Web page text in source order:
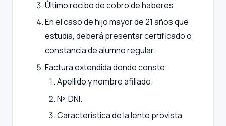
Último recibo de cobro de haberes.
En el caso de hijo mayor de 21 años que
estudia, deberá presentar certificado o
constancia de alumno regular.
Factura extendida donde conste:
Apellido y nombre afiliado.
Nº DNI.
Característica de la lente provista